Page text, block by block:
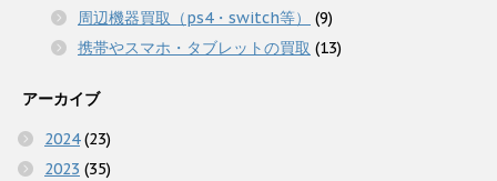
周辺機器買取（ps4・switch等）
(9)
携帯やスマホ・タブレットの買取 (13)
アーカイブ
2024(23)
2023 (35)